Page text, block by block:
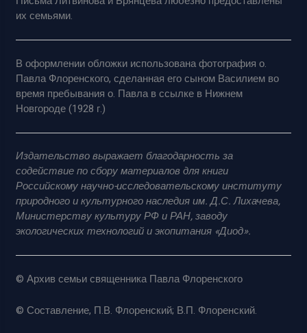
их семьями.
В оформлении обложки использована фотография о.
Павла Флоренского, сделанная его сыном Василием во
время пребывания о. Павла в ссылке в Нижнем
Новгороде (1928 г.)
Издательство выражает благодарность за
содействие по сбору материалов для книги
Российскому научно-исследовательскому институту
природного и культурного наследия им. Д.С. Лихачева,
Министерству культуру РФ и РАН, заводу
экологических технологий и экопитания «Диод».
© Архив семьи священника Павла Флоренского
© Составление, П.В. Флоренский; В.П. Флоренский.